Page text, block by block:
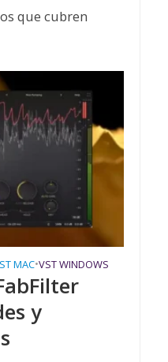
que cubren
MAC•VST WINDOWS
y